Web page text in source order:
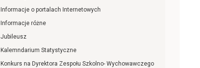
Informacje o portalach Internetowych
Informacje różne
Jubileusz
Kalemndarium Statystyczne
Konkurs na Dyrektora Zespołu Szkolno- Wychowawczego